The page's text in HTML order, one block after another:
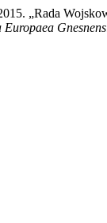
„Rada
Europaea